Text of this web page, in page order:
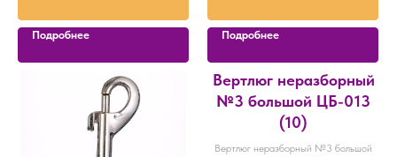
Подробнее Подробнее
Вертлюг неразборный
№3 большой ЦБ-013
(10)
Вертлюг неразборный №3 большой